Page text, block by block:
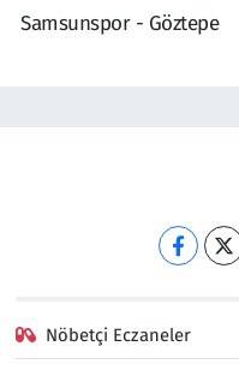
Samsunspor - Göztepe
Nöbetçi Eczaneler